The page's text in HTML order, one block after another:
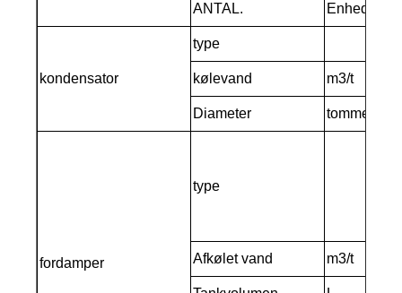
ANTAL. Enhed
kondensator
type
kølevand m3/t
Diameter tomme
fordamper
type
Afkølet vand m3/t